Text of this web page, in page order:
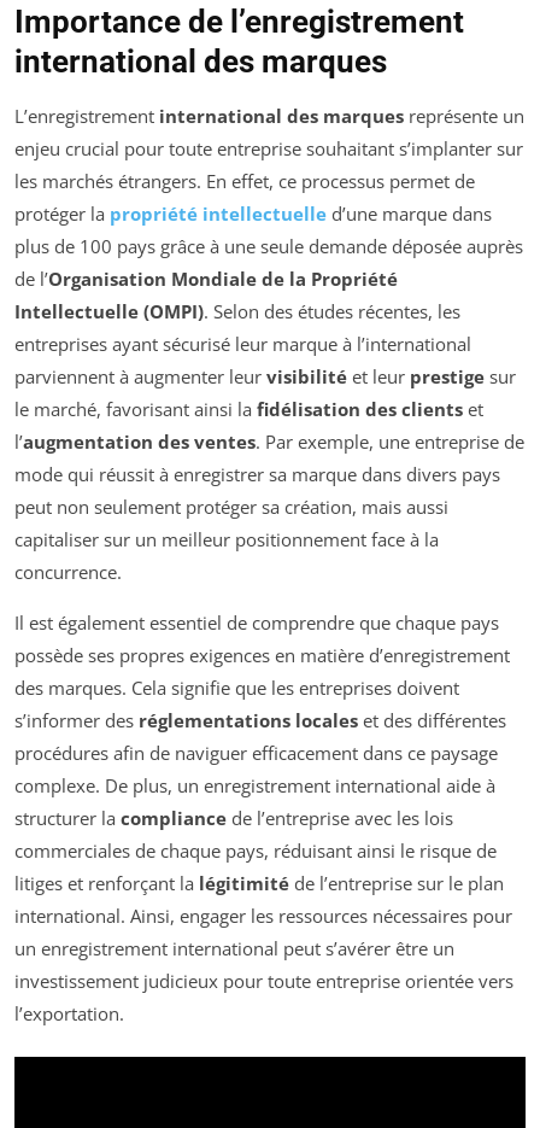
Importance de l’enregistrement
international des marques
L’enregistrement international des marques représente un
enjeu crucial pour toute entreprise souhaitant s’implanter sur
les marchés étrangers. En effet, ce processus permet de
protéger la propriété intellectuelle d’une marque dans
plus de 100 pays grâce à une seule demande déposée auprès
de l’Organisation Mondiale de la Propriété
Intellectuelle (OMPI). Selon des études récentes, les
entreprises ayant sécurisé leur marque à l’international
parviennent à augmenter leur visibilité et leur prestige sur
le marché, favorisant ainsi la fidélisation des clients et
l’augmentation des ventes. Par exemple, une entreprise de
mode qui réussit à enregistrer sa marque dans divers pays
peut non seulement protéger sa création, mais aussi
capitaliser sur un meilleur positionnement face à la
concurrence.
Il est également essentiel de comprendre que chaque pays
possède ses propres exigences en matière d’enregistrement
des marques. Cela signifie que les entreprises doivent
s’informer des réglementations locales et des différentes
procédures afin de naviguer efficacement dans ce paysage
complexe. De plus, un enregistrement international aide à
structurer la compliance de l’entreprise avec les lois
commerciales de chaque pays, réduisant ainsi le risque de
litiges et renforçant la légitimité de l’entreprise sur le plan
international. Ainsi, engager les ressources nécessaires pour
un enregistrement international peut s’avérer être un
investissement judicieux pour toute entreprise orientée vers
l’exportation.